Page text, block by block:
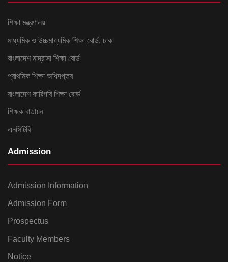
শিক্ষা মন্ত্রণালয়
মাধ্যমিক ও উচ্চমাধ্যমিক শিক্ষা বোর্ড, ঢাকা
বাংলাদেশ মাদ্রাসা শিক্ষা বোর্ড
প্রাথমিক শিক্ষা অধিদপ্তর
বাংলাদেশ কারিগরি শিক্ষা বোর্ড
শিক্ষক বাতায়ন
এনসিটিবি
Admission
Admission Information
Admission Form
Prospectus
Faculty Members
Notice